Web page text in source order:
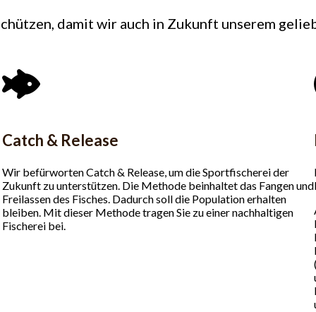
damit wir auch in Zukunft unserem
Catch & Release
Wir befürworten Catch & Release, um die Sportfischerei der
Zukunft zu unterstützen. Die Methode beinhaltet das Fangen und
Freilassen des Fisches. Dadurch soll die Population erhalten
bleiben. Mit dieser Methode tragen Sie zu einer nachhaltigen
Fischerei bei.